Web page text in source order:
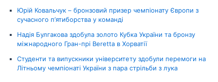
Юрій Ковальчук – бронзовий призер чемпіонату Європи з
сучасного п’ятиборства у команді
Надія Булгакова здобула золото Кубка України та бронзу
міжнародного Гран-прі Beretta в Хорватії
Студенти та випускники університету здобули перемоги на
Літньому чемпіонаті України з пара стрільби з лука